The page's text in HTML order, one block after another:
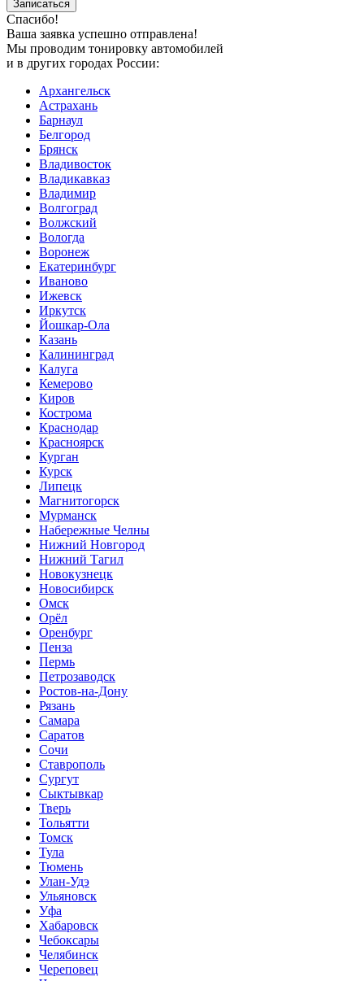
Спасибо!
Ваша заявка успешно отправлена!
Мы проводим тонировку автомобилей
и в других городах России:
Архангельск
Астрахань
Барнаул
Белгород
Брянск
Владивосток
Владикавказ
Владимир
Волгоград
Волжский
Вологда
Воронеж
Екатеринбург
Иваново
Ижевск
Иркутск
Йошкар-Ола
Казань
Калининград
Калуга
Кемерово
Киров
Кострома
Краснодар
Красноярск
Курган
Курск
Липецк
Магнитогорск
Мурманск
Набережные Челны
Нижний Новгород
Нижний Тагил
Новокузнецк
Новосибирск
Омск
Орёл
Оренбург
Пенза
Пермь
Петрозаводск
Ростов-на-Дону
Рязань
Самара
Саратов
Сочи
Ставрополь
Сургут
Сыктывкар
Тверь
Тольятти
Томск
Тула
Тюмень
Улан-Удэ
Ульяновск
Уфа
Хабаровск
Чебоксары
Челябинск
Череповец